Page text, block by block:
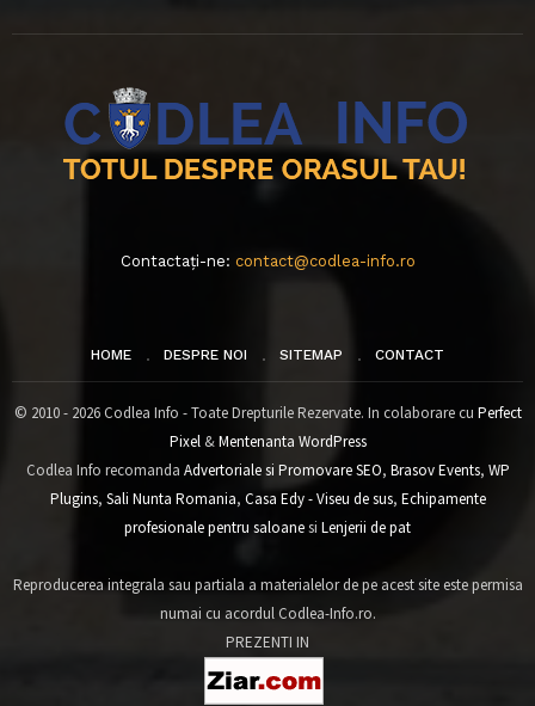
Contactați-ne: contact@codlea-info.ro
HOME DESPRE NOI SITEMAP CONTACT
© 2010 - 2026 Codlea Info - Toate Drepturile Rezervate. In colaborare cu Perfect
Pixel&Mentenanta WordPress
Codlea Info recomanda Advertoriale si Promovare SEO, Brasov Events, WP
Plugins, Sali Nunta Romania, Casa Edy - Viseu de sus, Echipamente
profesionale pentru saloanesi Lenjerii de pat
Reproducerea integrala sau partiala a materialelor de pe acest site este permisa
numai cu acordul Codlea-Info.ro.
PREZENTI IN